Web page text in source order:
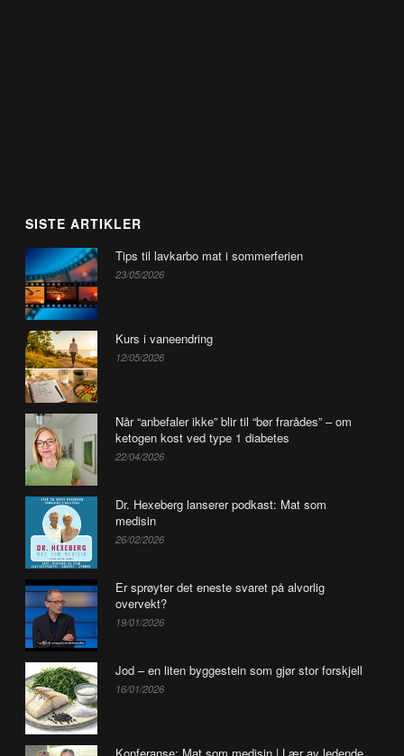
SISTE ARTIKLER
Tips til lavkarbo mat i sommerferien
23/05/2026
Kurs i vaneendring
12/05/2026
Når “anbefaler ikke” blir til “bør frarådes” – om
ketogen kost ved type 1 diabetes
22/04/2026
Dr. Hexeberg lanserer podkast: Mat som
medisin
26/02/2026
Er sprøyter det eneste svaret på alvorlig
overvekt?
19/01/2026
Jod – en liten byggestein som gjør stor forskjell
16/01/2026